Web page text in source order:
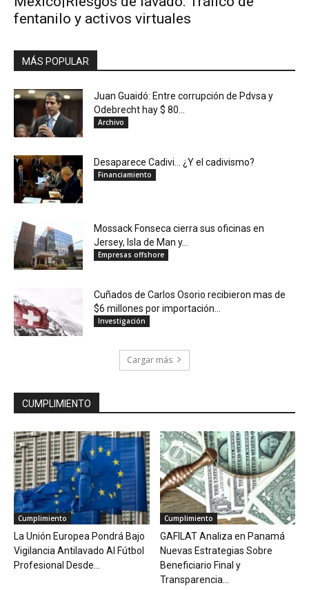
fentanilo y activos virtuales
MÁS POPULAR
Juan Guaidó: Entre corrupción de Pdvsa y
Odebrecht hay $ 80...
Archivo
Desaparece Cadivi… ¿Y el cadivismo?
Financiamiento
Mossack Fonseca cierra sus oficinas en
Jersey, Isla de Man y...
Empresas offshore
Cuñados de Carlos Osorio recibieron mas de
$6 millones por importación...
Investigación
Cargar más
CUMPLIMIENTO
Cumplimiento
La Unión Europea Pondrá Bajo
Vigilancia Antilavado Al Fútbol
Profesional Desde...
Cumplimiento
GAFILAT Analiza en Panamá
Nuevas Estrategias Sobre
Beneficiario Final y
Transparencia...